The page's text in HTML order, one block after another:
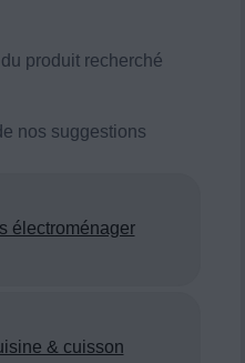
produit recherché
nos suggestions
électroménager
& cuisson